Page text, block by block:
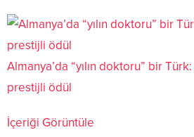
Almanya’da “yılın doktoru” bir Türk:
prestijli ödül
İçeriği Görüntüle